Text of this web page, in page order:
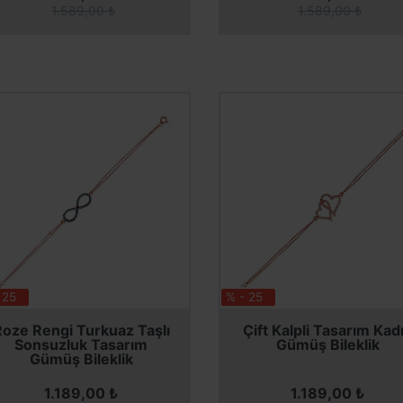
Rengi Turkuaz Taşlı
Sonsuzluk Tasarım
Gümüş Bileklik
SEPETE EKLE
1.189,00 ₺
SEPETE EKLE
% - 25
Çift Kalpli Tasarım
Gümüş Bileklik
SEPETE EKLE
1.189,00 ₺
SEPETE EKLE